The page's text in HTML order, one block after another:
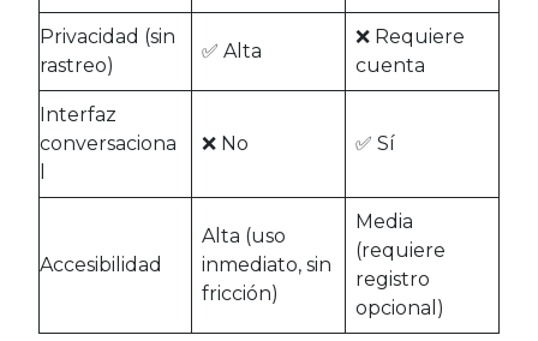
Privacidad (sin
rastreo)
✅ Alta
❌ Requiere
cuenta
Interfaz
conversaciona
❌ No ✅ Sí
Accesibilidad
Alta (uso
inmediato, sin
fricción)
Media
(requiere
registro
opcional)